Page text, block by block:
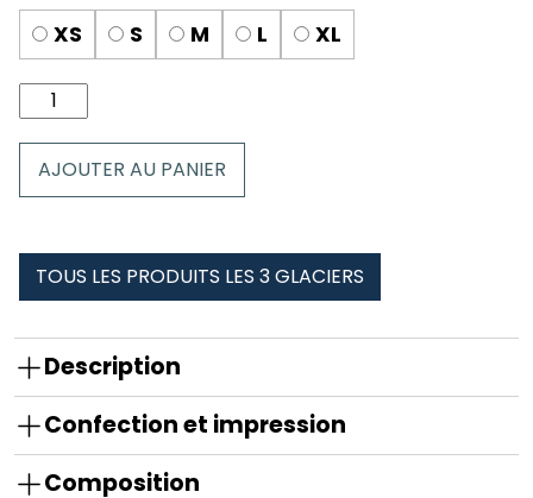
XS S M L XL
quantité
de
dentelle
glaciers
AJOUTER AU PANIER
TOUS LES PRODUITS LES 3 GLACIERS
Description
Confection et impression
Composition